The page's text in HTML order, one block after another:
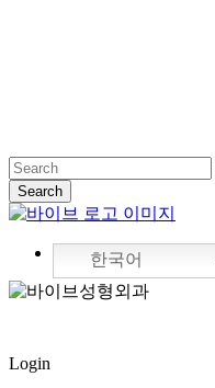
Search
Close
한국어
Menu
Login